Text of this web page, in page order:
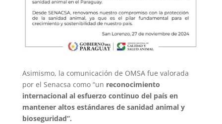
Asimismo, la comunicación de OMSA fue valorada
por el Senacsa como “un reconocimiento
internacional al esfuerzo continuo del país en
mantener altos estándares de sanidad animal y
bioseguridad”.